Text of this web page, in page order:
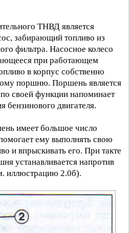
ТНВД является
забирающий топливо из
фильтра. Насосное колесо
при работающем
в корпус собственно
поршню. Поршень является
своей функции напоминает
бензинового двигателя.
имеет большое число
ему выполнять свою
и впрыскивать его. При такте
устанавливается напротив
иллюстрацию 2.0б).